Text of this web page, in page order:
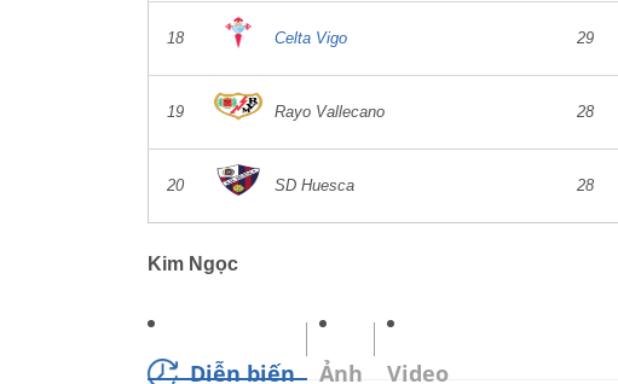
18 Celta Vigo 29
19 Rayo Vallecano 28
20 SD Huesca 28
Kim Ngọc
Diễn biến Ảnh Video